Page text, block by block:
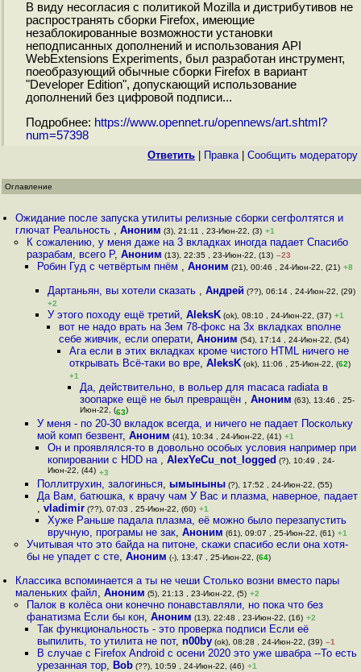
В виду несогласия с политикой Mozilla и дистрибутивов не
распространять сборки Firefox, имеющие
незаблокированные возможности установки
неподписанных дополнений и использования API
WebExtensions Experiments, был разработан инструмент,
поеобразующий обычные сборки Firefox в вариант
"Developer Edition", допускающий использование
дополнений без цифровой подписи...
Подробнее: https://www.opennet.ru/opennews/art.shtml?
num=57398
Ответить Правка| Cообщить модератору
Оглавление
Ожидание после запуска утилиты релизные сборки сегфолтятся и
глючат Реальность ,Аноним (3), 21:11 , 23-Июн-22, (3) +1
К сожалению, у меня даже на 3 вкладках иногда падает Спасибо
разрабам, всего Р, Аноним (13), 22:35 , 23-Июн-22, (13) –23
Робин Гуд с четвёртым пнём , Аноним (21), 00:46 , 24-Июн-22, (21) +8
Дартаньян, вы хотели сказать ,Андрей (??), 06:14 , 24-Июн-22, (29)
+2
У этого походу ещё третий,AleksK (ok), 08:10 , 24-Июн-22, (37) +1
вот не надо врать на 3ем 78-фокс на 3х вкладках вполне
себе живчик, если операти, Аноним (54), 17:14 , 24-Июн-22, (54)
Ага если в этих вкладках кроме чистого HTML ничего не
открывать Всё-таки во вре, AleksK(ok), 11:06 , 25-Июн-22, (62)
+1
Да, действительно, в вольер для macaca radiata в
зоопарке ещё не был превращён ,Аноним (63), 13:46 , 25-
Июн-22, (63)
У меня - по 20-30 вкладок всегда, и ничего не падает Поскольку
мой комп безвент, Аноним (41), 10:34 , 24-Июн-22, (41) +1
Он и проявлялся-то в довольно особых условия например при
копировании с HDD на ,AlexYeCu_not_logged (?), 10:49 , 24-
Июн-22, (44) +3
Поллитрухин, залогинься, ымыныны(?), 17:52 , 24-Июн-22, (55)
Да Вам, батюшка, к врачу чам У Вас и плазма, наверное, падает
, vladimir(??), 07:03 , 25-Июн-22, (60) +1
Хуже Раньше падала плазма, её можно было перезапустить
вручную, програмы не зак,Аноним (61), 09:07 , 25-Июн-22, (61) +1
Учитывая что это байда на питоне, скажи спасибо если она хотя-
бы не упадет с сте, Аноним (-), 13:47 , 25-Июн-22, (64)
Классика вспоминается а ты не чеши Столько возни вместо пары
маленьких файл,Аноним (5), 21:13 , 23-Июн-22, (5) +2
Палок в колёса они конечно понавставляли, но пока что без
фанатизма Если бы кон, Аноним (13), 22:48 , 23-Июн-22, (16) +2
Так функциональность - это проверка подписи Если её
выпилить, то утилита не пот, n00by(ok), 08:28 , 24-Июн-22, (39) –1
В случае с Firefox Android с осени 2020 это уже швабра --То есть
урезанная тор, Bob(??), 10:59 , 24-Июн-22, (46) +1